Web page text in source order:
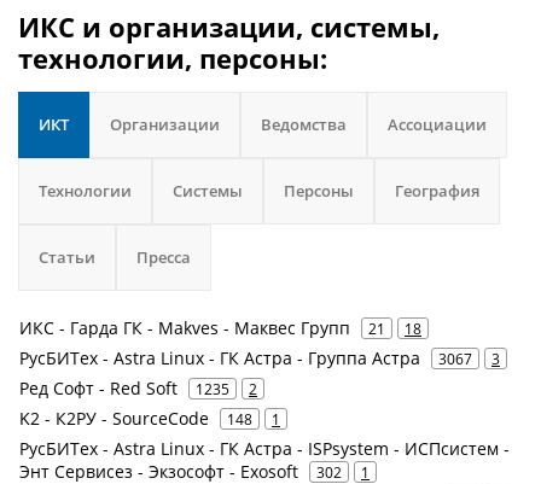
ИКС и организации, системы,
технологии, персоны:
ИКТ Организации Ведомства Ассоциации
Технологии Системы Персоны География
Статьи Пресса
ИКС - Гарда ГК - Makves - Маквес Групп 21 18
РусБИТех - Astra Linux - ГК Астра - Группа Астра 3067 3
Ред Софт - Red Soft 1235 2
K2 - К2РУ - SourceCode 148 1
РусБИТех - Astra Linux - ГК Астра - ISPsystem - ИСПсистем -
Энт Сервисез - Экзософт - Exosoft
302 1